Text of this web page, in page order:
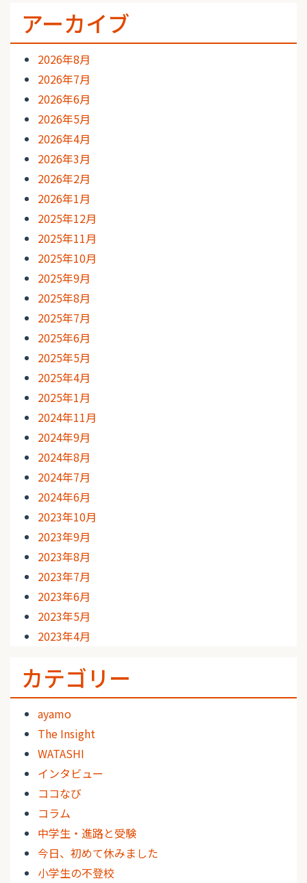
アーカイブ
2026年8月
2026年7月
2026年6月
2026年5月
2026年4月
2026年3月
2026年2月
2026年1月
2025年12月
2025年11月
2025年10月
2025年9月
2025年8月
2025年7月
2025年6月
2025年5月
2025年4月
2025年1月
2024年11月
2024年9月
2024年8月
2024年7月
2024年6月
2023年10月
2023年9月
2023年8月
2023年7月
2023年6月
2023年5月
2023年4月
カテゴリー
ayamo
The Insight
WATASHI
インタビュー
ココなび
コラム
中学生・進路と受験
今日、初めて休みました
小学生の不登校